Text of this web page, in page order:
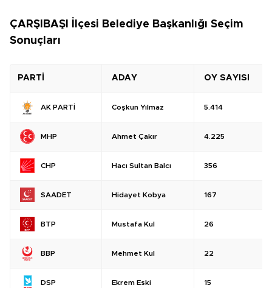
ÇARŞIBAŞI İlçesi Belediye Başkanlığı Seçim
Sonuçları
PARTİ ADAY OY SAYISI
AK PARTİ Coşkun Yılmaz 5.414
MHP Ahmet Çakır 4.225
CHP Hacı Sultan Balcı 356
SAADET Hidayet Kobya 167
BTP Mustafa Kul 26
BBP Mehmet Kul 22
DSP Ekrem Eski 15